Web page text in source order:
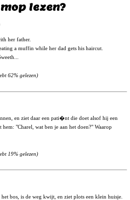
lezen?
her father.
a muffin while her dad gets his haircut.
62% gelezen)
en ziet daar een pati�nt die doet alsof hij een
"Charel, wat ben je aan het doen?" Waarop
19% gelezen)
bos, is de weg kwijt, en ziet plots een klein huisje.